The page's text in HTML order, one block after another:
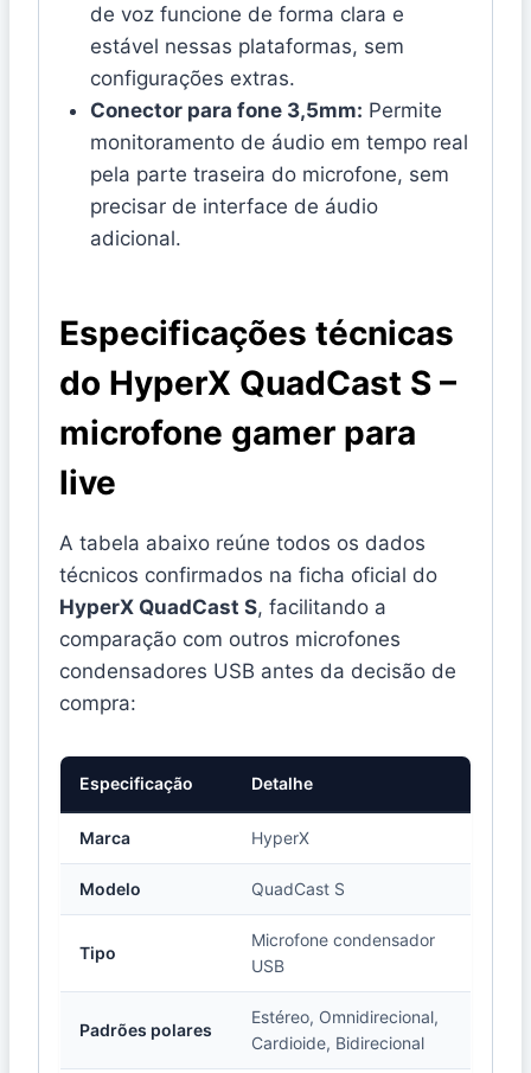
de voz funcione de forma clara e
estável nessas plataformas, sem
configurações extras.
Conector para fone 3,5mm: Permite
monitoramento de áudio em tempo real
pela parte traseira do microfone, sem
precisar de interface de áudio
adicional.
Especificações técnicas
do HyperX QuadCast S –
microfone gamer para
live
A tabela abaixo reúne todos os dados
técnicos confirmados na ficha oficial do
HyperX QuadCast S, facilitando a
comparação com outros microfones
condensadores USB antes da decisão de
compra:
Especificação Detalhe
Marca HyperX
Modelo QuadCast S
Tipo
Microfone condensador
USB
Padrões polares
Estéreo, Omnidirecional,
Cardioide, Bidirecional